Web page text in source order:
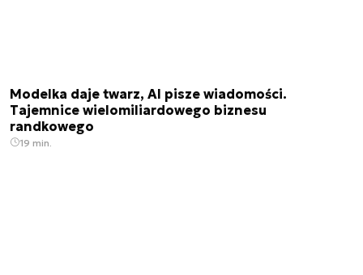
Modelka daje twarz, AI pisze wiadomości.
Tajemnice wielomiliardowego biznesu
randkowego
19 min.